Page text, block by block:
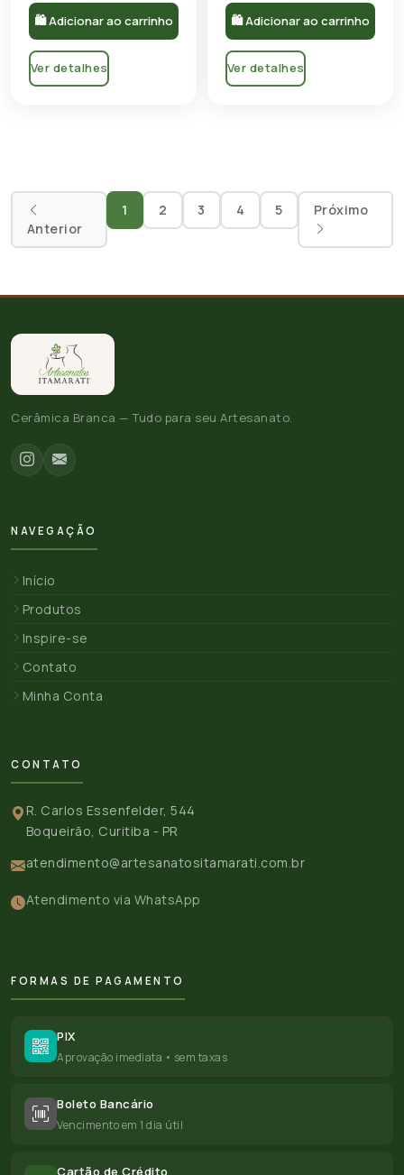
🛍 Adicionar ao carrinho
Ver detalhes
🛍 Adicionar ao carrinho
Ver detalhes
Anterior
1 2 3 4 5 Próximo
Cerâmica Branca — Tudo para seu Artesanato.
NAVEGAÇÃO
Início
Produtos
Inspire-se
Contato
Minha Conta
CONTATO
R. Carlos Essenfelder, 544
Boqueirão, Curitiba - PR
atendimento@artesanatositamarati.com.br
Atendimento via WhatsApp
FORMAS DE PAGAMENTO
PIX
Aprovação imediata • sem taxas
Boleto Bancário
Vencimento em 1 dia útil
Cartão de Crédito